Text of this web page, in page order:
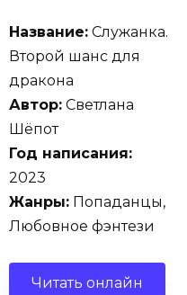
Название: Служанка.
Второй шанс для
дракона
Автор: Светлана
Шёпот
Год написания:
2023
Жанры: Попаданцы,
Любовное фэнтези
Читать онлайн